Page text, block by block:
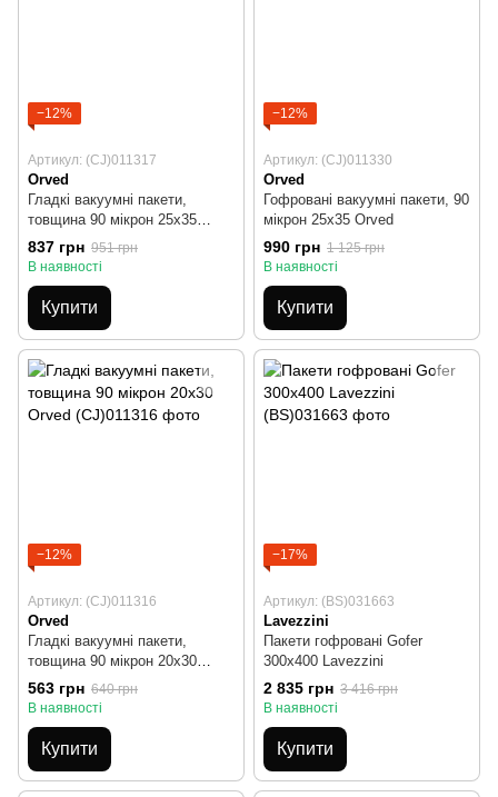
−12%
Артикул: (CJ)011317
Orved
Гладкі вакуумні пакети,
товщина 90 мікрон 25х35
Orved
837 грн 951 грн
В наявності
Купити
−12%
Артикул: (CJ)011330
Orved
Гофровані вакуумні пакети, 90
мікрон 25х35 Orved
990 грн 1 125 грн
В наявності
Купити
−12%
Артикул: (CJ)011316
Orved
Гладкі вакуумні пакети,
товщина 90 мікрон 20х30
Orved
563 грн 640 грн
В наявності
Купити
−17%
Артикул: (BS)031663
Lavezzini
Пакети гофровані Gofer
300x400 Lavezzini
2 835 грн 3 416 грн
В наявності
Купити